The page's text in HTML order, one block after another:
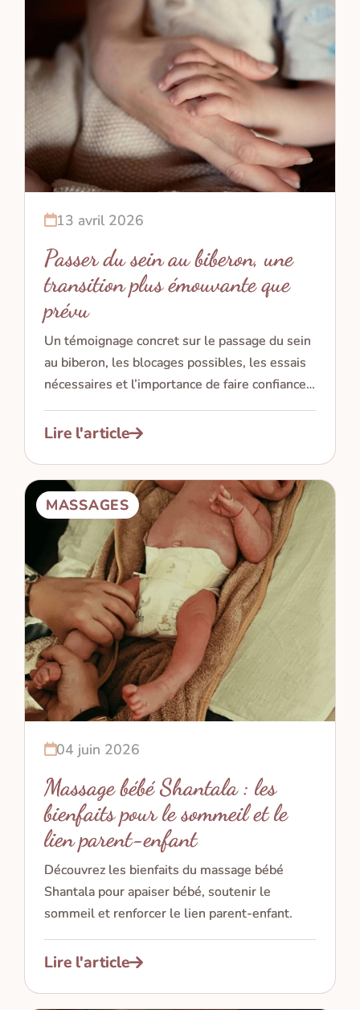
13 avril 2026
Passer du sein au biberon, une
transition plus émouvante que
prévu
Un témoignage concret sur le passage du sein
au biberon, les blocages possibles, les essais
nécessaires et l’importance de faire confiance à
son bébé.
Lire l'article
MASSAGES
04 juin 2026
Massage bébé Shantala : les
bienfaits pour le sommeil et le
lien parent-enfant
Découvrez les bienfaits du massage bébé
Shantala pour apaiser bébé, soutenir le
sommeil et renforcer le lien parent-enfant.
Lire l'article